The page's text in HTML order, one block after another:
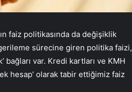
faiz politikasında da değişiklik
sürecine giren politika faizi,
bağları var. Kredi kartları ve KMH
hesap’ olarak tabir ettiğimiz faiz